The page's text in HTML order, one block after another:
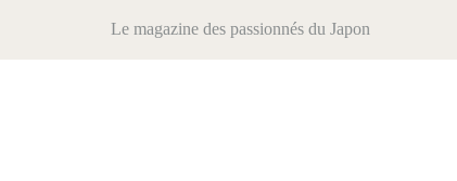
Le magazine des passionnés du Japon